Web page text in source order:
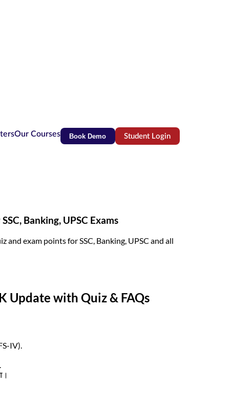
Our Courses Book Demo Student Login(opens in new tab)
Banking, UPSC Exams
exam points for SSC, Banking, UPSC and all
Update with Quiz & FAQs
IV).